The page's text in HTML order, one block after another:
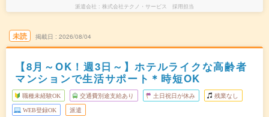
派遣会社 株式会社テクノ・サービス 採用担当
未読 掲載日 2026/08/04
【8月～OK！週3日～】ホテルライクな高齢者
マンションで生活サポート＊時短OK
職種未経験OK 交通費別途支給あり 土日祝日が休み 残業なし
WEB登録OK 派遣